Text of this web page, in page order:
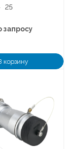
25
запросу
корзину